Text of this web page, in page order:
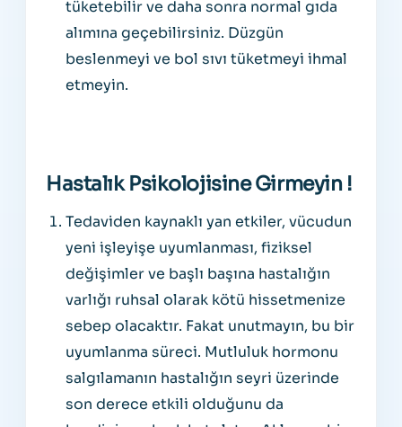
tüketebilir ve daha sonra normal gıda
alımına geçebilirsiniz. Düzgün
beslenmeyi ve bol sıvı tüketmeyi ihmal
etmeyin.
Hastalık Psikolojisine Girmeyin !
Tedaviden kaynaklı yan etkiler, vücudun
yeni işleyişe uyumlanması, fiziksel
değişimler ve başlı başına hastalığın
varlığı ruhsal olarak kötü hissetmenize
sebep olacaktır. Fakat unutmayın, bu bir
uyumlanma süreci. Mutluluk hormonu
salgılamanın hastalığın seyri üzerinde
son derece etkili olduğunu da